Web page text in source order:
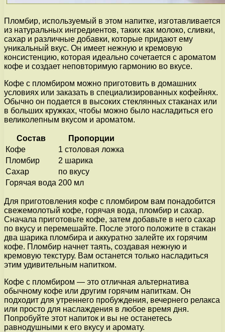
Пломбир, используемый в этом напитке, изготавливается
из натуральных ингредиентов, таких как молоко, сливки,
сахар и различные добавки, которые придают ему
уникальный вкус. Он имеет нежную и кремовую
консистенцию, которая идеально сочетается с ароматом
кофе и создает неповторимую гармонию во вкусе.
Кофе с пломбиром можно приготовить в домашних
условиях или заказать в специализированных кофейнях.
Обычно он подается в высоких стеклянных стаканах или
в больших кружках, чтобы можно было насладиться его
великолепным вкусом и ароматом.
Состав
Пропорции
Кофе
1 столовая ложка
Пломбир
2 шарика
Сахар
по вкусу
Горячая вода 200 мл
Для приготовления кофе с пломбиром вам понадобится
свежемолотый кофе, горячая вода, пломбир и сахар.
Сначала приготовьте кофе, затем добавьте в него сахар
по вкусу и перемешайте. После этого положите в стакан
два шарика пломбира и аккуратно залейте их горячим
кофе. Пломбир начнет таять, создавая нежную и
кремовую текстуру. Вам останется только насладиться
этим удивительным напитком.
Кофе с пломбиром — это отличная альтернатива
обычному кофе или другим горячим напиткам. Он
подходит для утреннего пробуждения, вечернего релакса
или просто для наслаждения в любое время дня.
Попробуйте этот напиток и вы не останетесь
равнодушными к его вкусу и аромату.